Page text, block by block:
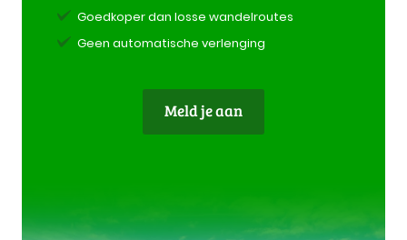
Goedkoper dan losse wandelroutes
Geen automatische verlenging
Meld je aan